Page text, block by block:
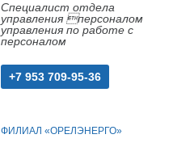
Специалист отдела
управления персоналом
управления по работе с
персоналом
+7 953 709-95-36
ФИЛИАЛ «ОРЕЛЭНЕРГО»